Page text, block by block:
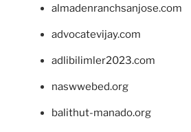
almadenranchsanjose.com
advocatevijay.com
adlibilimler2023.com
naswwebed.org
balithut-manado.org